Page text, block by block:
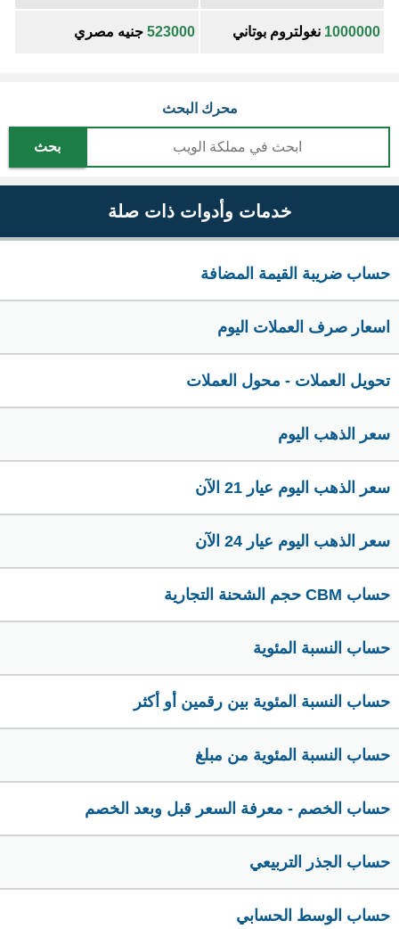
1000000 نغولتروم بوتاني 523000 جنيه مصري
محرك البحث
بحث
خدمات وأدوات ذات صلة
حساب ضريبة القيمة المضافة
اسعار صرف العملات اليوم
تحويل العملات - محول العملات
سعر الذهب اليوم
سعر الذهب اليوم عيار 21 الآن
سعر الذهب اليوم عيار 24 الآن
حساب CBM حجم الشحنة التجارية
حساب النسبة المئوية
حساب النسبة المئوية بين رقمين أو أكثر
حساب النسبة المئوية من مبلغ
حساب الخصم - معرفة السعر قبل وبعد الخصم
حساب الجذر التربيعي
حساب الوسط الحسابي